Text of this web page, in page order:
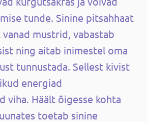
tunde. Sinine pitsahhaat
mustrid, vabastab
ning aitab inimestel oma
tunnustada. Sellest kivist
energiad
viha. Häält õigesse kohta
toetab sinine